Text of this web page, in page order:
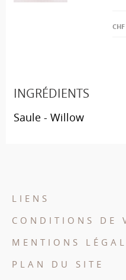
CHF
INGRÉDIENTS
Saule - Willow
LIENS
CONDITIONS DE
MENTIONS
PLAN DU SITE